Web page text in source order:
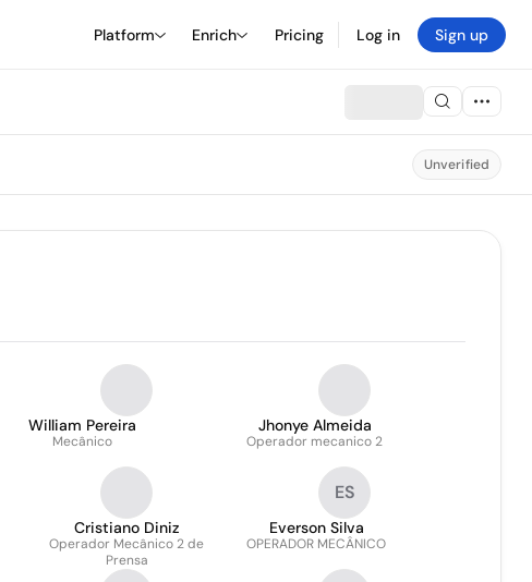
Platform Enrich Pricing Log in Sign up
Unverified
William Pereira
Mecânico
Jhonye Almeida
Operador mecanico 2
Cristiano Diniz
Operador Mecânico 2 de
Prensa
ES
Everson Silva
OPERADOR MECÂNICO